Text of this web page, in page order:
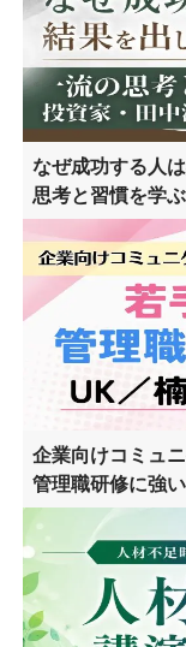
なぜ成功する人
思考と習慣を学
企業向けコミュ
管理職研修に強